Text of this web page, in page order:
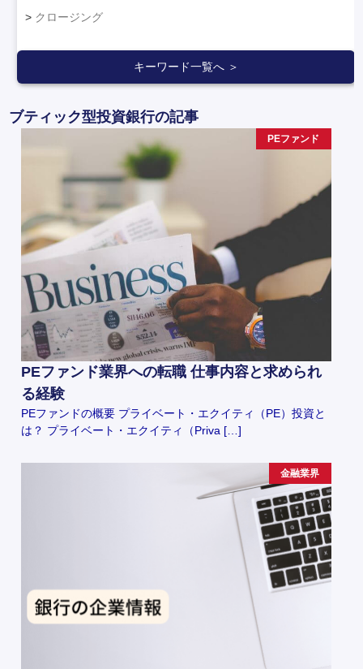
クロージング
キーワード一覧へ ＞
ブティック型投資銀行の記事
PEファンド
PEファンド業界への転職 仕事内容と求められ
る経験
PEファンドの概要 プライベート・エクイティ（PE）投資と
は？ プライベート・エクイティ（Priva […]
金融業界